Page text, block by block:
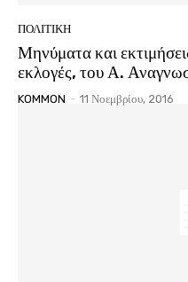
ΠΟΛΙΤΙΚΗ
Μηνύματα και
εκλογές, του Α.
KOMMON - 11 Νοεμβρίου, 2016